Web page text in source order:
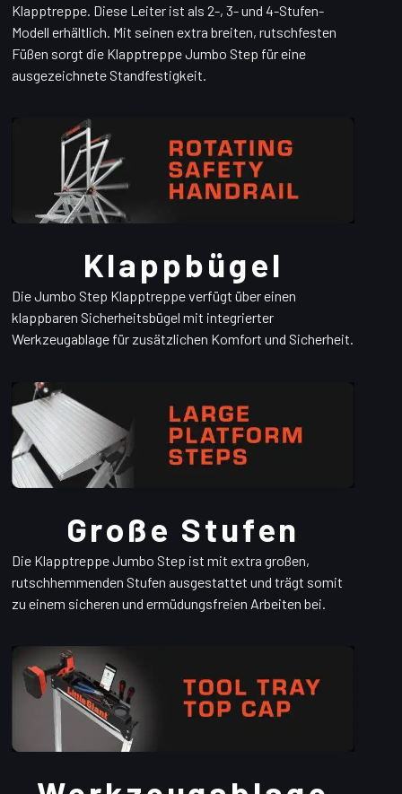
Klapptreppe. Diese Leiter ist als 2-, 3- und 4-Stufen-
Modell erhältlich. Mit seinen extra breiten, rutschfesten
Füßen sorgt die Klapptreppe Jumbo Step für eine
ausgezeichnete Standfestigkeit.
Klappbügel
Die Jumbo Step Klapptreppe verfügt über einen
klappbaren Sicherheitsbügel mit integrierter
Werkzeugablage für zusätzlichen Komfort und Sicherheit.
Große Stufen
Die Klapptreppe Jumbo Step ist mit extra großen,
rutschhemmenden Stufen ausgestattet und trägt somit
zu einem sicheren und ermüdungsfreien Arbeiten bei.